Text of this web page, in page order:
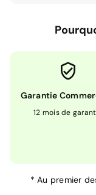
Garantie
12 mois de
*Au premier